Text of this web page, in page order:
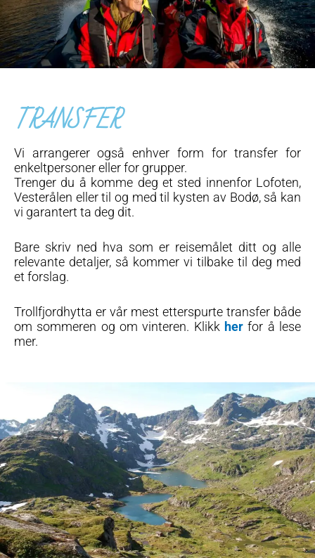
TRANSFER
Vi arrangerer også enhver form for transfer for
enkeltpersoner eller for grupper.
Trenger du å komme deg et sted innenfor Lofoten,
Vesterålen eller til og med til kysten av Bodø, så kan
vi garantert ta deg dit.
Bare skriv ned hva som er reisemålet ditt og alle
relevante detaljer, så kommer vi tilbake til deg med
et forslag.
Trollfjordhytta er vår mest etterspurte transfer både
om sommeren og om vinteren. Klikk her for å lese
mer.